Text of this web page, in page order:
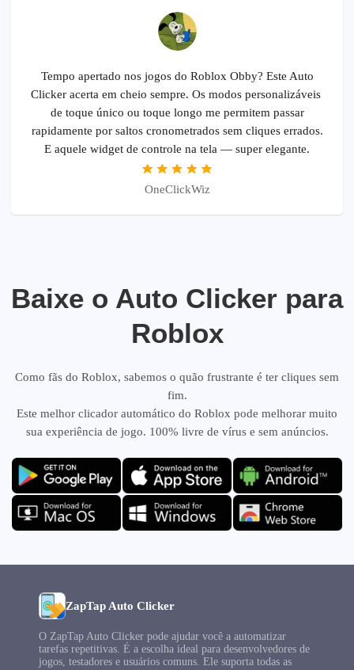
Tempo apertado nos jogos do Roblox Obby? Este Auto
Clicker acerta em cheio sempre. Os modos personalizáveis ​​
de toque único ou toque longo me permitem passar
rapidamente por saltos cronometrados sem cliques errados.
E aquele widget de controle na tela — super elegante.
OneClickWiz
Baixe o Auto Clicker para
Roblox
Como fãs do Roblox, sabemos o quão frustrante é ter cliques sem
fim.
Este melhor clicador automático do Roblox pode melhorar muito
sua experiência de jogo. 100% livre de vírus e sem anúncios.
ZapTap Auto Clicker
O ZapTap Auto Clicker pode ajudar você a automatizar
tarefas repetitivas. É a escolha ideal para desenvolvedores de
jogos, testadores e usuários comuns. Ele suporta todas as